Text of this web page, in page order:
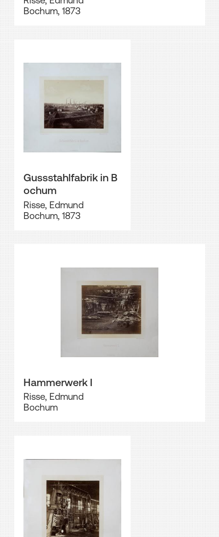
Bochum, 1873
Gussstahlfabrik in B
ochum
Risse, Edmund
Bochum, 1873
Hammerwerk I
Risse, Edmund
Bochum